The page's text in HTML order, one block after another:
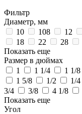
Фильтр
Диаметр, мм
10
108 12
18
22 28
Показать еще
Размер в дюймах
1
1 1/4 1 1/8
1 5/8
1/2 1/4
3/4
3/8 4 1/8
Показать еще
Угол